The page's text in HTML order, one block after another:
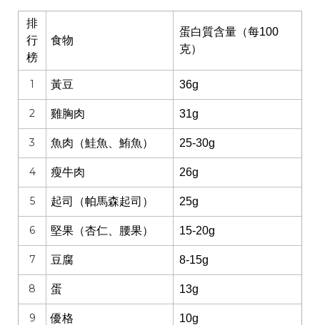
排
行
榜
食物
蛋白質含量（每100
克）
1 黃豆 36g
2 雞胸肉 31g
3 魚肉（鮭魚、鮪魚） 25-30g
4 瘦牛肉 26g
5 起司（帕馬森起司） 25g
6 堅果（杏仁、腰果） 15-20g
7 豆腐 8-15g
8 蛋 13g
9 優格 10g